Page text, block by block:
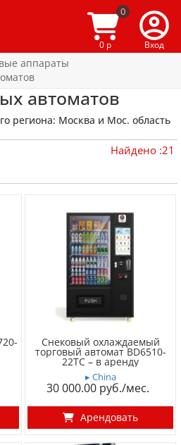
0
0 р Вход
аппараты
автоматов
региона: Москва и Мос. область
Найдено :21
Снековый охлаждаемый
торговый автомат BD6510-
22TC – в аренду
▸ China
30 000.00
Арендовать